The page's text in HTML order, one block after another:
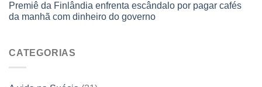
Premiê da Finlândia enfrenta escândalo por pagar cafés
da manhã com dinheiro do governo
CATEGORIAS